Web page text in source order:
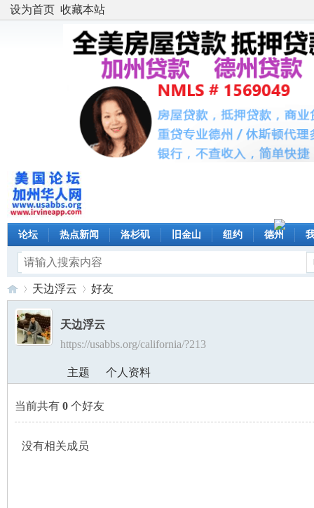
设为首页 收藏本站
论坛 热点新闻 洛杉矶 旧金山 纽约 德州
美›
天边浮云
›
好友
天边浮云
https://usabbs.org/california/?213
主题 个人资料
当前共有 0个好友
没有相关成员